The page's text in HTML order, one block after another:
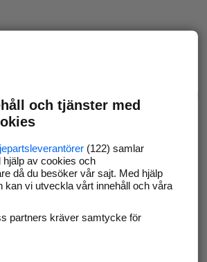
och tjänster med
(122) samlar
hjälp av cookies och
då du besöker vår sajt. Med hjälp
kan vi utveckla vårt innehåll och våra
partners kräver samtycke för